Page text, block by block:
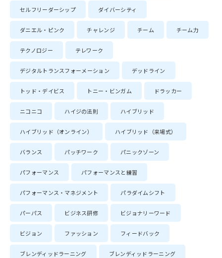
セルフリーダーシップ ダイバーシティ
ダニエル・ピンク チャレンジ チーム チーム力
テクノロジー テレワーク
デジタルトランスフォーメーション デッドライン
トッド・デイビス トニー・ビンガム ドラッカー
ニコニコ ハイジの法則 ハイブリッド
ハイブリッド（オンライン） ハイブリッド（来場式）
バランス パッチワーク パニックゾーン
パフォーマンス パフォーマンスと練習
パフォーマンス・マネジメント パラダイムシフト
パーパス ビジネス研修 ビジョナリーワード
ビジョン ファッション フィードバック
ブレンディッドラーニング ブレンディッドラーニング